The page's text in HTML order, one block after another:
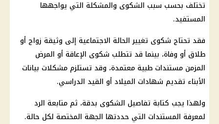
تختلف بحسب سبب الشكوى والمشكلة التي يواجهها
المستفيد.
فقد تحتاج شكوى تغيير الحالة الاجتماعية إلى وثيقة زواج أو
طلاق أو وفاة، بينما قد تتطلب شكوى الإعاقة أو المرض
المزمن مستندات طبية معتمدة، وقد تستلزم مشكلات بيانات
الأبناء تقديم شهادات الميلاد أو القيد الدراسي.
ولهذا يجب كتابة تفاصيل الشكوى بدقة، ثم متابعة الرد
لمعرفة المستندات التي حددتها الجهة المختصة لكل حالة.